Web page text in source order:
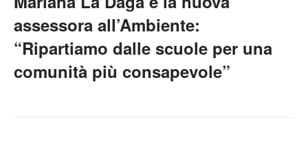
assessora all’Ambiente:
“Ripartiamo dalle scuole per una
comunità più consapevole”